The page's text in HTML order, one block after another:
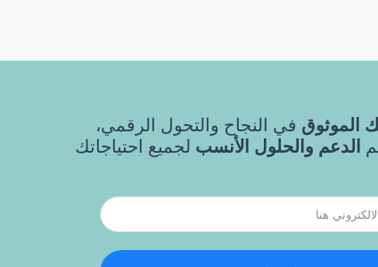
الموثوق في النجاح والتحول الرقمي،
الدعم والحلول الأنسب لجميع احتياجاتك